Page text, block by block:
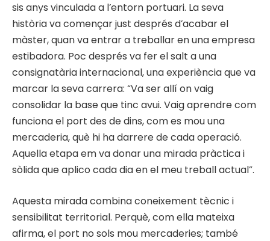
sis anys vinculada a l’entorn portuari. La seva
història va començar just després d’acabar el
màster, quan va entrar a treballar en una empresa
estibadora. Poc després va fer el salt a una
consignatària internacional, una experiència que va
marcar la seva carrera: “Va ser allí on vaig
consolidar la base que tinc avui. Vaig aprendre com
funciona el port des de dins, com es mou una
mercaderia, què hi ha darrere de cada operació.
Aquella etapa em va donar una mirada pràctica i
sòlida que aplico cada dia en el meu treball actual”.
Aquesta mirada combina coneixement tècnic i
sensibilitat territorial. Perquè, com ella mateixa
afirma, el port no sols mou mercaderies; també